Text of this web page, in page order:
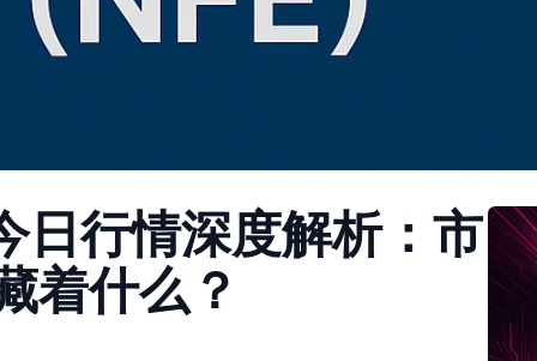
日行情深度解析：市
着什么？